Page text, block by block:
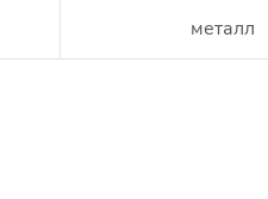
металл